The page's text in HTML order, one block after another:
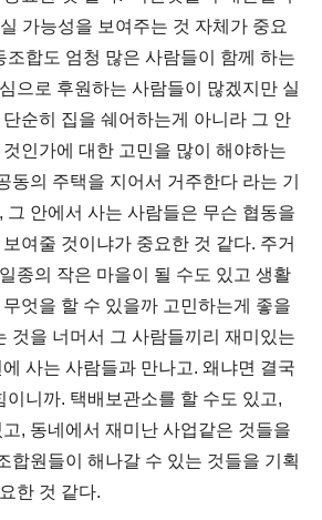
가능성을 보여주는 것 자체가 중요
조합도 엄청 많은 사람들이 함께 하는
으로 후원하는 사람들이 많겠지만 실
순히 집을 쉐어하는게 아니라 그 안
인가에 대한 고민을 많이 해야하는
동의 주택을 지어서 거주한다 라는 기
그 안에서 사는 사람들은 무슨 협동을
여줄 것이냐가 중요한 것 같다. 주거
종의 작은 마을이 될 수도 있고 생활
엇을 할 수 있을까 고민하는게 좋을
것을 너머서 그 사람들끼리 재미있는
사는 사람들과 만나고. 왜냐면 결국
이니까. 택배보관소를 할 수도 있고,
, 동네에서 재미난 사업같은 것들을
합원들이 해나갈 수 있는 것들을 기획
한 것 같다.